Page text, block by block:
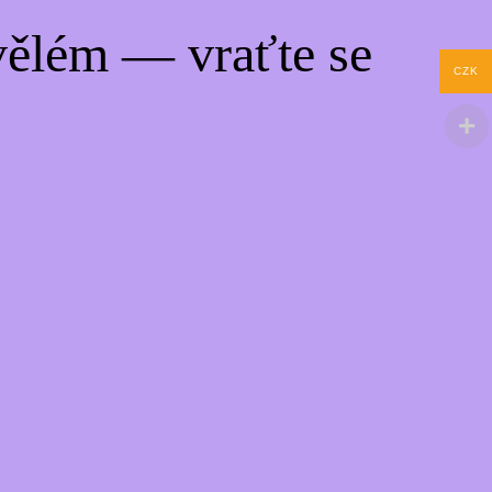
— vraťte se
CZK